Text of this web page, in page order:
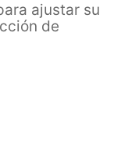
ajustar su
de